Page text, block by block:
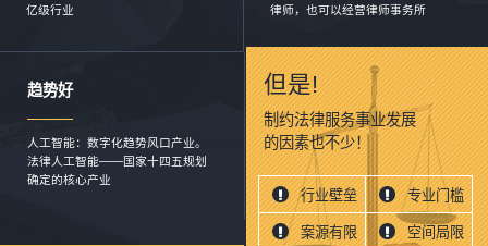
亿级行业
律师，也可以经营律师事务所
趋势好
⼈⼯智能：数字化趋势风口产业。
法律⼈⼯智能——国家⼗四五规划
确定的核⼼产业
但是!
制约法律服务事业发展
的因素也不少！
行业壁垒 专业门槛
案源有限 空间局限